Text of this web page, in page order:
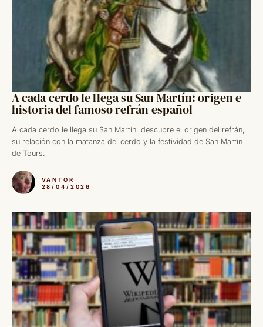
A cada cerdo le llega su San Martín: origen e
historia del famoso refrán español
A cada cerdo le llega su San Martín: descubre el origen del refrán,
su relación con la matanza del cerdo y la festividad de San Martín
de Tours.
VANTOR
28/04/2026